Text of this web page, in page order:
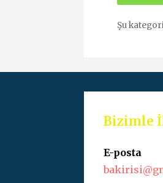
Şu
Bizimle
E-posta